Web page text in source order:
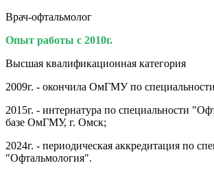
Врач-офтальмолог
Опыт работы с 2010г.
Высшая квалификационная категория
2009г. - окончила ОмГМУ по
2015г. - интернатура по специальности
базе ОмГМУ, г. Омск;
2024г. - периодическая аккредитация по
"Офтальмология".